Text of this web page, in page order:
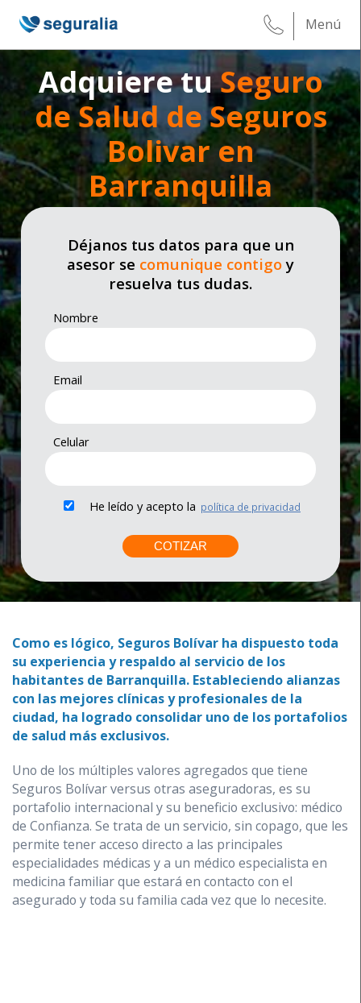
Menú
Adquiere tuSeguro
de Salud de Seguros
Bolivar en
Barranquilla
Déjanos tus datos para que un
asesor se comunique contigoy
resuelva tus dudas.
Nombre
Email
Celular
He leído y acepto la política de privacidad
Como es lógico, Seguros Bolívar ha dispuesto toda
su experiencia y respaldo al servicio de los
habitantes de Barranquilla. Estableciendo alianzas
con las mejores clínicas y profesionales de la
ciudad, ha logrado consolidar uno de los portafolios
de salud más exclusivos.
Uno de los múltiples valores agregados que tiene
Seguros Bolívar versus otras aseguradoras, es su
portafolio internacional y su beneficio exclusivo: médico
de Confianza. Se trata de un servicio, sin copago, que les
permite tener acceso directo a las principales
especialidades médicas y a un médico especialista en
medicina familiar que estará en contacto con el
asegurado y toda su familia cada vez que lo necesite.